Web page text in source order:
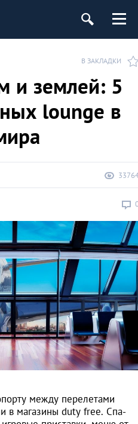
В ЗАКЛАДКИ
и землей: 5
lounge в
между перелетами
в магазины duty free. Спа-